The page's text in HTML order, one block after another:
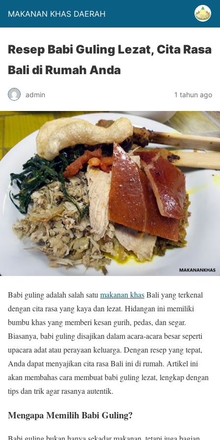
MAKANAN KHAS DAERAH
Resep Babi Guling Lezat, Cita Rasa
Bali di Rumah Anda
admin 1 tahun ago
Babi guling adalah salah satu makanan khasBali yang terkenal
dengan cita rasa yang kaya dan lezat. Hidangan ini memiliki
bumbu khas yang memberi kesan gurih, pedas, dan segar.
Biasanya, babi guling disajikan dalam acara-acara besar seperti
upacara adat atau perayaan keluarga. Dengan resep yang tepat,
Anda dapat menyajikan cita rasa Bali ini di rumah. Artikel ini
akan membahas cara membuat babi guling lezat, lengkap dengan
tips dan trik agar rasanya autentik.
Mengapa Memilih Babi Guling?